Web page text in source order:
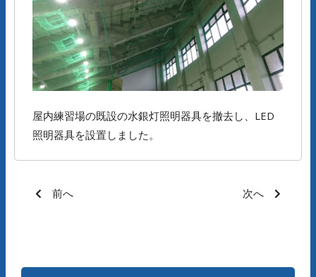
屋内練習場の既設の水銀灯照明器具を撤去し、LED
照明器具を設置しました。
前へ 次へ